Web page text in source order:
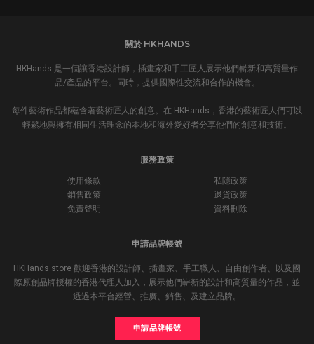
關於 HKHANDS
HKHands 是一個讓香港設計師，插畫家和手工匠人展示他們嶄新和高質量作
品/產品的平台。同時，提供國際性交流和合作的機會。
每件藝術作品都蘊含著藝術匠人的創意。在 HKHands，香港的藝術匠人們可以
輕鬆地與擁有相同生活理念的本地和海外愛好者分享他們的創意和技術。
服務政策
使用條款
私隱政策
銷售政策
退貨政策
免責聲明
資料刪除
申請品牌帳號
HKHands store 歡迎香港的設計師、插畫家、手工職人、自由創作者、以及國
際原創品牌授權的香港代理人加入，展示他們嶄新的設計和高質量的作品，並
透過本平台經營、推廣、銷售、及建立品牌。
申請品牌帳號